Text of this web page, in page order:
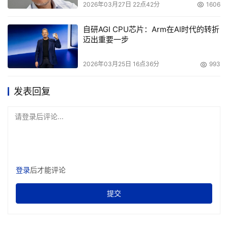
2026年03月27日 22点42分 1606
自研AGI CPU芯片：Arm在AI时代的转折
迈出重要一步
2026年03月25日 16点36分 993
发表回复
请登录后评论...
登录后才能评论
提交